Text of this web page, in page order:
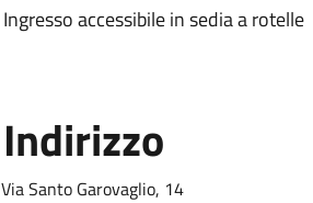
Ingresso accessibile in sedia a rotelle
Indirizzo
Via Santo Garovaglio, 14